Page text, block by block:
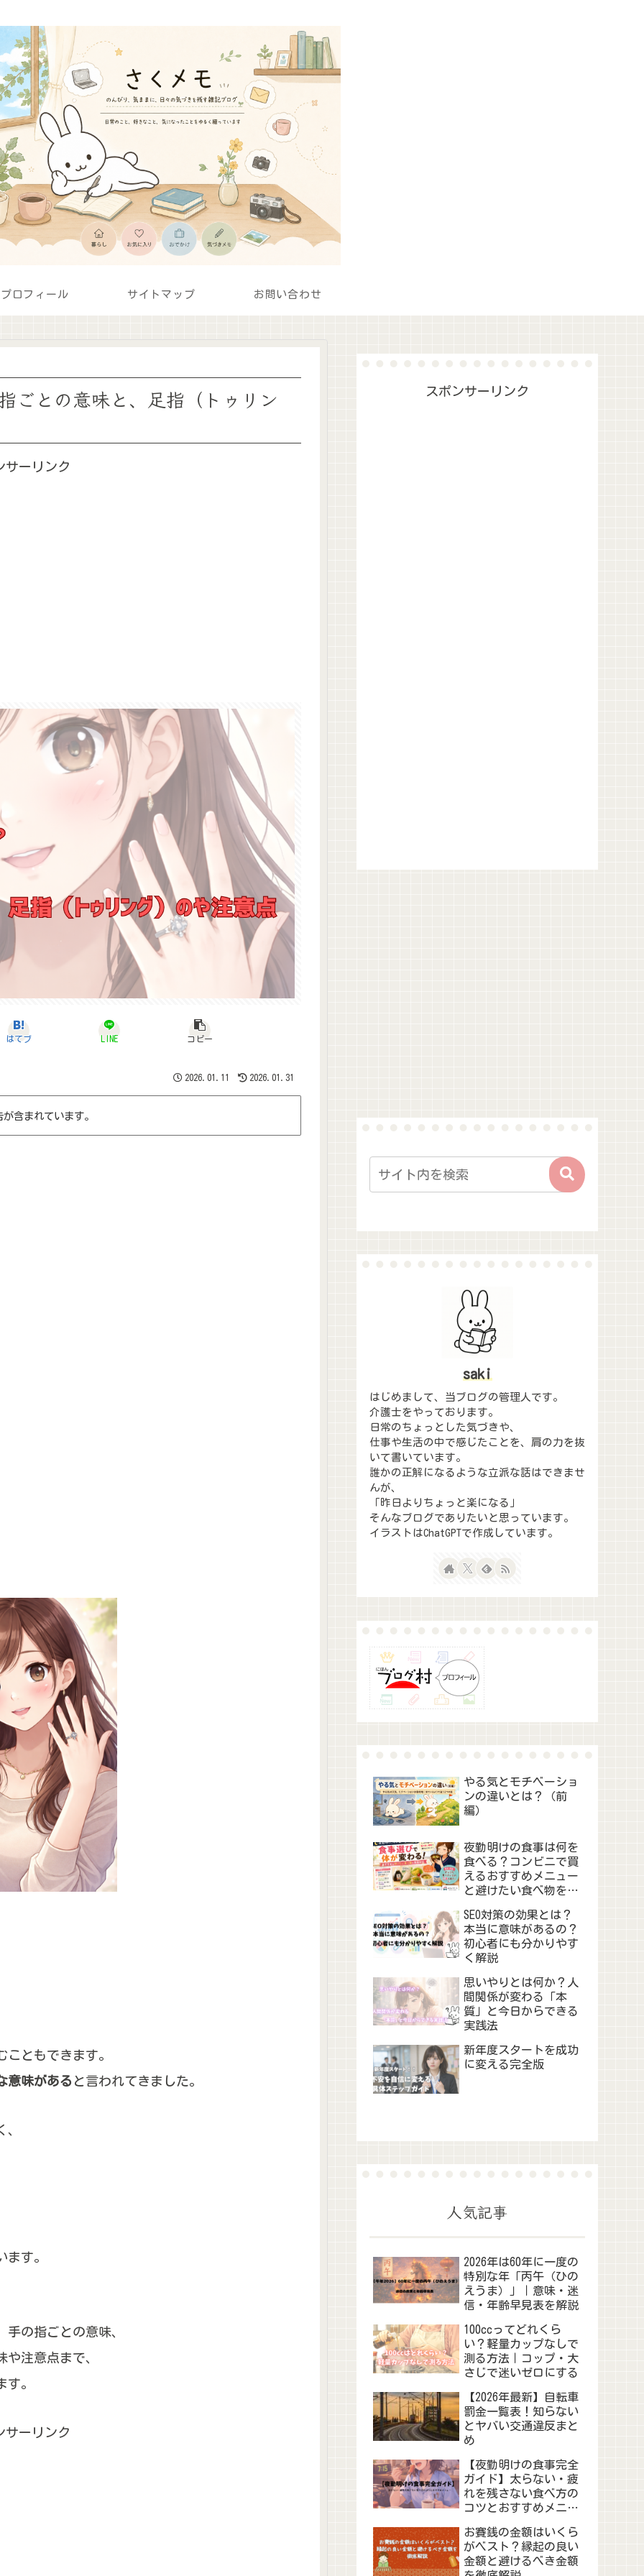
プロフィール サイトマップ お問い合わせ
ごとの意味と、足指（トゥリン
サーリンク
はてブ LINE コピー
2026.01.11 2026.01.31
含まれています。
ともできます。
意味がある と言われてきました。
す。
の指ごとの意味、
注意点まで、
す。
サーリンク
スポンサーリンク
saki
はじめまして、当ブログの管理人です。
介護士をやっております。
日常のちょっとした気づきや、
仕事や生活の中で感じたことを、肩の力を抜
いて書いています。
誰かの正解になるような立派な話はできませ
んが、
「昨日よりちょっと楽になる」
そんなブログでありたいと思っています。
イラストはChatGPTで作成しています。
やる気とモチベーショ
ンの違いとは？（前
編）
夜勤明けの食事は何を
食べる？コンビニで買
えるおすすめメニュー
と避けたい食べ物を徹
SEO対策の効果とは？
本当に意味があるの？
初心者にも分かりやす
く解説
思いやりとは何か？人
間関係が変わる「本
質」と今日からできる
実践法
新年度スタートを成功
に変える完全版
人気記事
2026年は60年に一度の
特別な年「丙午（ひの
えうま）」｜意味・迷
信・年齢早見表を解説
100ccってどれくら
い？軽量カップなしで
測る方法｜コップ・大
さじで迷いゼロにする
【2026年最新】自転車
罰金一覧表！知らない
とヤバい交通違反まと
め
【夜勤明けの食事完全
ガイド】太らない・疲
れを残さない食べ方の
コツとおすすめメニュ
お賽銭の金額はいくら
がベスト？縁起の良い
金額と避けるべき金額